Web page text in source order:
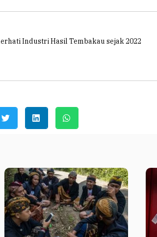
Industri Hasil Tembakau sejak 2022